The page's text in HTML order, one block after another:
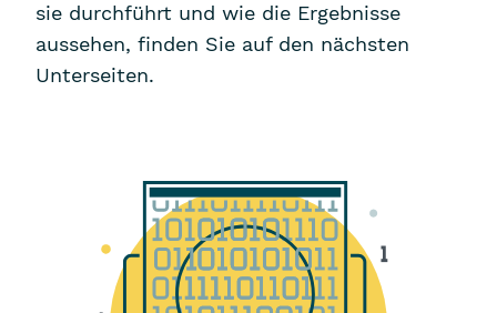
sie durchführt und wie die Ergebnisse
aussehen, finden Sie auf den nächsten
Unterseiten.